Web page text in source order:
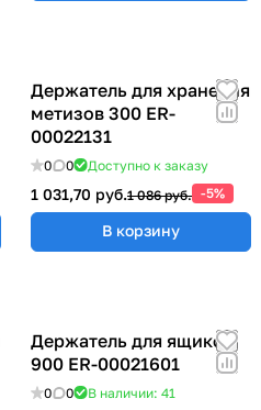
Держатель для хранения
метизов 300 ER-
00022131
0 0 Доступно к заказу
1 031,70 руб.1 086 руб. -5%
В корзину
Держатель для ящиков
900 ER-00021601
0 0 В наличии: 41